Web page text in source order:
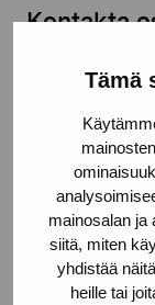
Tämä
mainosalan ja
siitä, miten
yhdistää
heille tai
Kontakta
Håll dig
Förnamn